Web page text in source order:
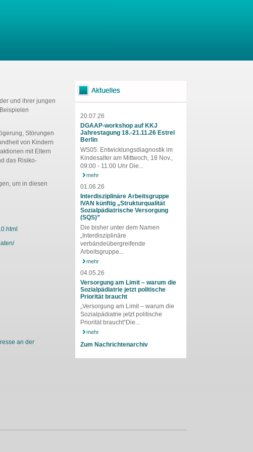
und ihrer jungen
Störungen
von Kindern
mit Eltern
das Risiko-
um in diesen
an der
20.07.26
DGAAP-workshop auf KKJ
Jahrestagung 18.-21.11.26 Estrel
Berlin
WS05: Entwicklungsdiagnostik im
Kindesalter am Mittwoch, 18 Nov.,
09:00 - 11:00 Uhr Die...
mehr
01.06.26
Interdisziplinäre Arbeitsgruppe
IVAN künftig „Strukturqualität
Sozialpädiatrische Versorgung
(SQS)”
Die bisher unter dem Namen
„Interdisziplinäre
verbändeübergreifende
Arbeitsgruppe...
mehr
04.05.26
Versorgung am Limit – warum die
Sozialpädiatrie jetzt politische
Priorität braucht
„Versorgung am Limit – warum die
Sozialpädiatrie jetzt politische
Priorität braucht“Die...
mehr
Zum Nachrichtenarchiv